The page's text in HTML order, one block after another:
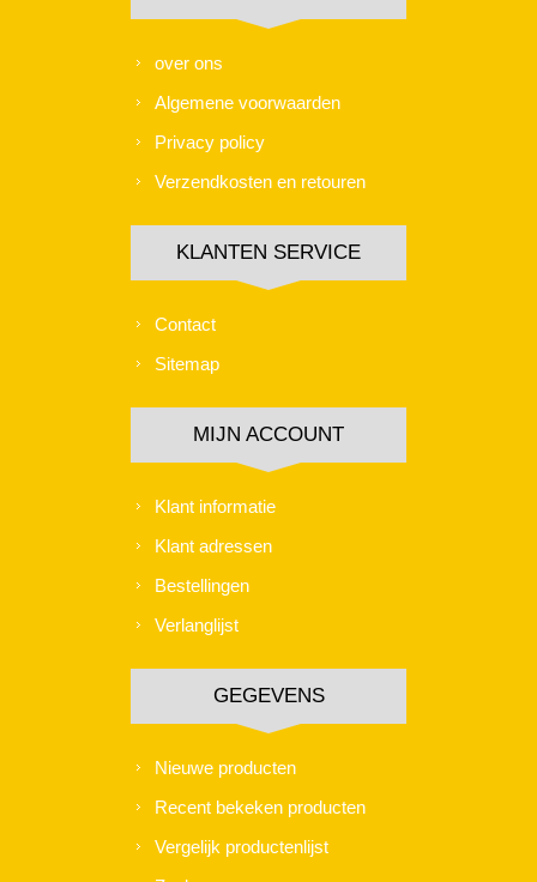
over ons
Algemene voorwaarden
Privacy policy
Verzendkosten en retouren
KLANTEN SERVICE
Contact
Sitemap
MIJN ACCOUNT
Klant informatie
Klant adressen
Bestellingen
Verlanglijst
GEGEVENS
Nieuwe producten
Recent bekeken producten
Vergelijk productenlijst